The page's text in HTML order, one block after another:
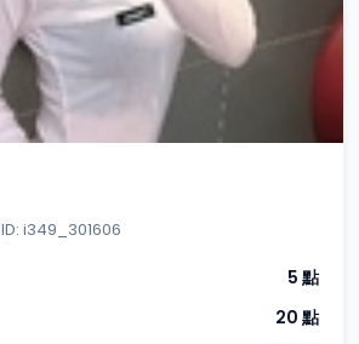
ID: i349_301606
5 點
20 點